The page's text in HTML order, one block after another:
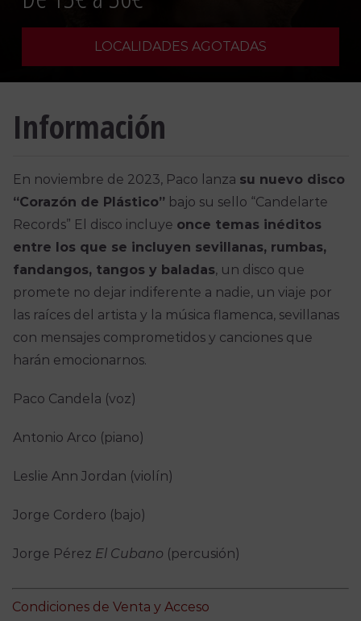
LOCALIDADES AGOTADAS
Información
En noviembre de 2023, Paco lanza su nuevo disco
“Corazón de Plástico”bajo su sello “Candelarte
Records” El disco incluye once temas inéditos
entre los que se incluyen sevillanas, rumbas,
fandangos, tangos y baladas, un disco que
promete no dejar indiferente a nadie, un viaje por
las raíces del artista y la música flamenca, sevillanas
con mensajes comprometidos y canciones que
harán emocionarnos.
Paco Candela (voz)
Antonio Arco (piano)
Leslie Ann Jordan (violín)
Jorge Cordero (bajo)
Jorge Pérez El Cubano (percusión)
Condiciones de Venta y Acceso